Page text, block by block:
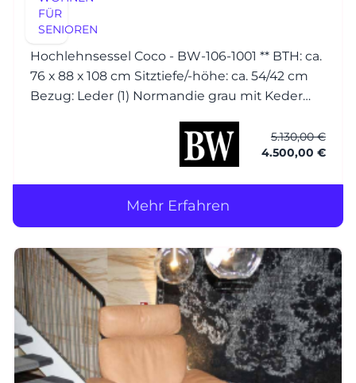
FÜR
SENIOREN
Hochlehnsessel Coco - BW-106-1001 ** BTH: ca.
76 x 88 x 108 cm Sitztiefe/-höhe: ca. 54/42 cm
Bezug: Leder (1) Normandie grau mit Keder
5.130,00 €
4.500,00 €
Mehr Erfahren